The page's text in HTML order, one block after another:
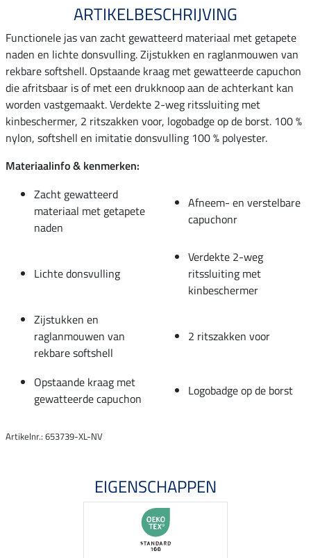
ARTIKELBESCHRIJVING
Functionele jas van zacht gewatteerd materiaal met getapete
naden en lichte donsvulling. Zijstukken en raglanmouwen van
rekbare softshell. Opstaande kraag met gewatteerde capuchon
die afritsbaar is of met een drukknoop aan de achterkant kan
worden vastgemaakt. Verdekte 2-weg ritssluiting met
kinbeschermer, 2 ritszakken voor, logobadge op de borst. 100 %
nylon, softshell en imitatie donsvulling 100 % polyester.
Materiaalinfo & kenmerken:
Zacht gewatteerd
materiaal met getapete
naden
Afneem- en verstelbare
capuchonr
Lichte donsvulling
Verdekte 2-weg
ritssluiting met
kinbeschermer
Zijstukken en
raglanmouwen van
rekbare softshell
2 ritszakken voor
Opstaande kraag met
gewatteerde capuchon
Logobadge op de borst
Artikelnr.: 653739-XL-NV
EIGENSCHAPPEN